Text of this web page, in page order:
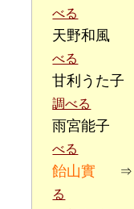
べる
天野和風
べる
甘利うた子
調べる
雨宮能子
べる
飴山實 ⇒
る